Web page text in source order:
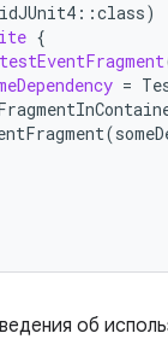
::class)
{
testEventFragment
=
(
об